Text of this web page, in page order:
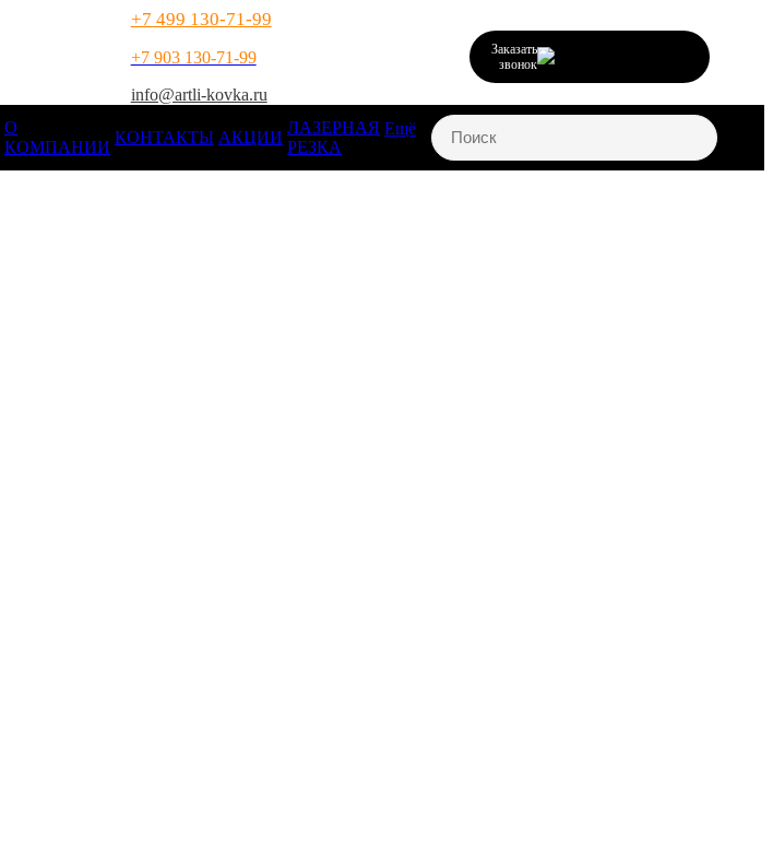
+7 499 130-71-99
+7 903 130-71-99
info@artli-kovka.ru
Заказать
звонок
О
КОМПАНИИ
КОНТАКТЫ АКЦИИ
ЛАЗЕРНАЯ
РЕЗКА
Ещё